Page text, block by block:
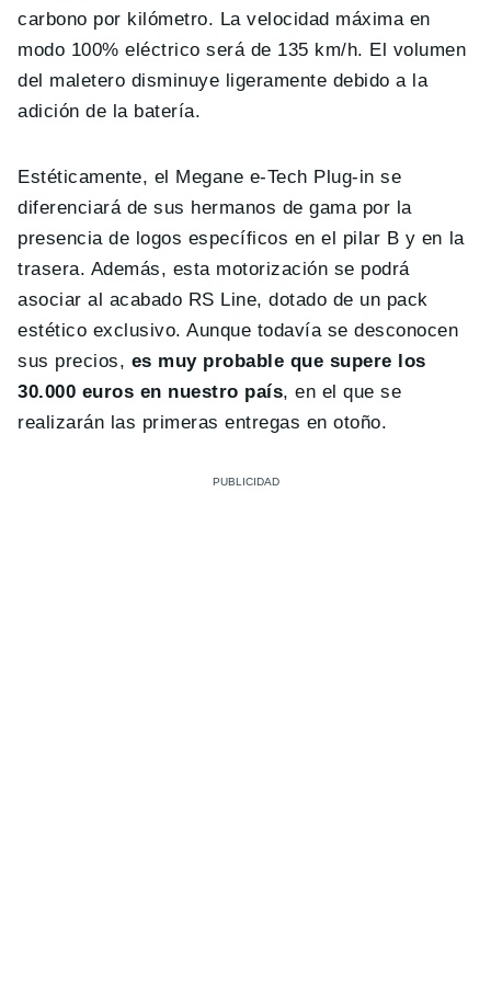
carbono por kilómetro. La velocidad máxima en
modo 100% eléctrico será de 135 km/h. El volumen
del maletero disminuye ligeramente debido a la
adición de la batería.
Estéticamente, el Megane e-Tech Plug-in se
diferenciará de sus hermanos de gama por la
presencia de logos específicos en el pilar B y en la
trasera. Además, esta motorización se podrá
asociar al acabado RS Line, dotado de un pack
estético exclusivo. Aunque todavía se desconocen
sus precios, es muy probable que supere los
30.000 euros en nuestro país, en el que se
realizarán las primeras entregas en otoño.